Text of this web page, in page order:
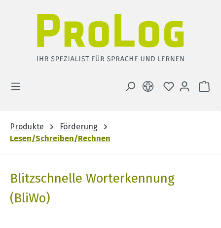
DU HAST 0
Produkte
Förderung
Lesen/Schreiben/Rechnen
Blitzschnelle Worterkennung
(BliWo)